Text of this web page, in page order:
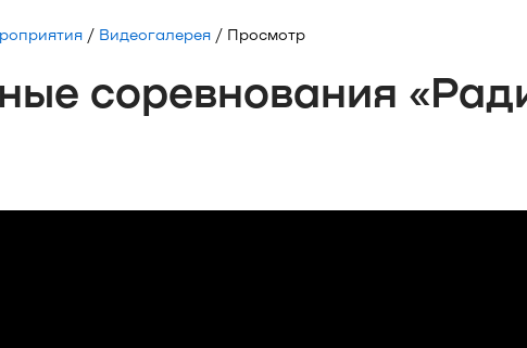
/ Видеогалерея / Просмотр
соревнования